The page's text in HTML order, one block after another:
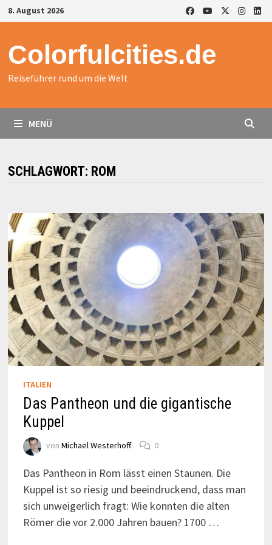
Zurück
zum
8. August 2026
Colorfulcities.de
Reiseführer rund um die Welt
MENÜ
SCHLAGWORT: ROM
ITALIEN
Das Pantheon und die gigantische
Kuppel
von Michael Westerhoff 0
Das Pantheon in Rom lässt einen Staunen. Die
Kuppel ist so riesig und beeindruckend, dass man
sich unweigerlich fragt: Wie konnten die alten
Römer die vor 2.000 Jahren bauen? 1700 …